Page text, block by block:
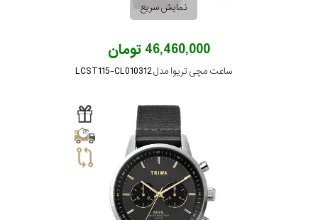
نمایش سریع
46,460,000 تومان
ساعت مچی تریوا مدل LCST115-CL010312